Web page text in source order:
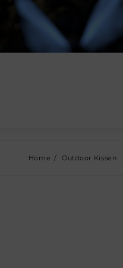
Home Outdoor Kissen